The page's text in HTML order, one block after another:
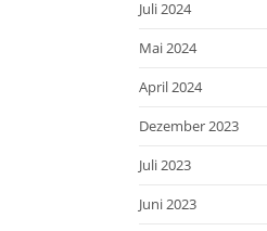
Juli 2024
Mai 2024
April 2024
Dezember 2023
Juli 2023
Juni 2023